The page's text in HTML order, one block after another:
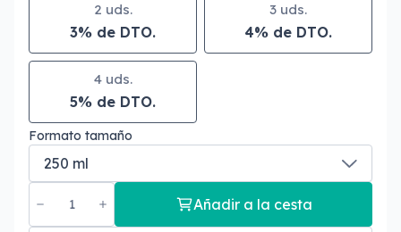
2 uds.
3% de DTO.
3 uds.
4% de DTO.
4 uds.
5% de DTO.
Formato tamaño
Añadir a la cesta